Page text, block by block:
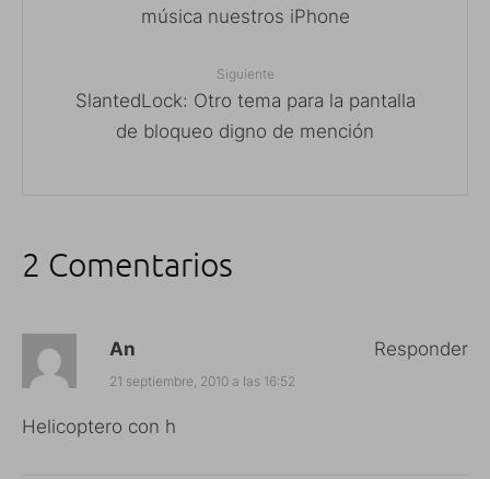
música nuestros iPhone
Siguiente
SlantedLock: Otro tema para la pantalla
de bloqueo digno de mención
2 Comentarios
An
21 septiembre, 2010 a las 16:52
Helicoptero con h
Responder